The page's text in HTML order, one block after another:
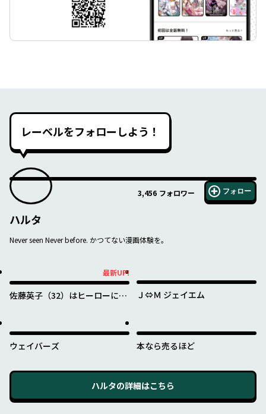
レーベルをフォローしよう！
3,456 フォロワー フォロー
ハルタ
Never seen Never before. かつてない漫画体験を。
最新UP!
佐藤英子（32）はヒーローにな
Ｊ⇔Ｍ ジェイエム
ウェイバーズ 本なら売るほど
ハルタの詳細はこちら